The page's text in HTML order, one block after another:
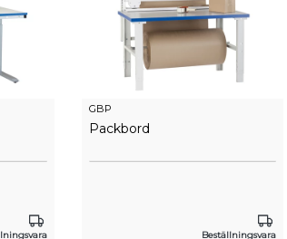
GBP
Packbord
Beställningsvara